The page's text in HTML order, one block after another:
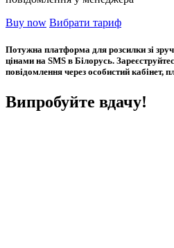
Buy now Вибрати тариф
Потужна платформа для розсилки зі
цінами на SMS в Білорусь.
повідомлення через особистий кабінет,
Випробуйте вдачу!